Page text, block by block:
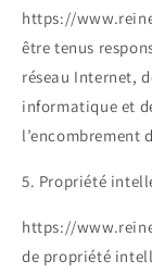
https://
être tenus
réseau Internet,
informatique et
l’encombrement
5. Propriété
https://
de propriété